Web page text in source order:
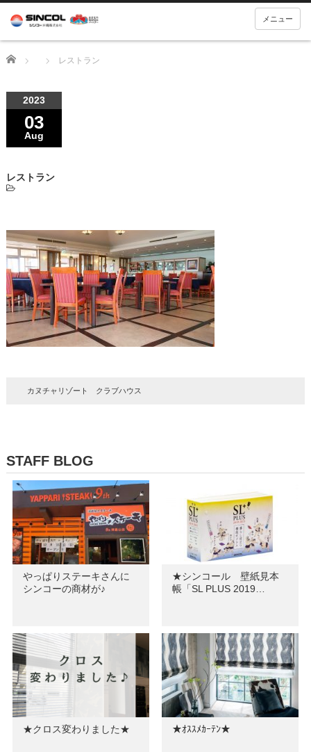
メニュー
Home レストラン
2023
03
Aug
レストラン
カヌチャリゾート クラブハウス
STAFF BLOG
やっぱりステーキさんに
シンコーの商材が♪
★シンコール 壁紙見本
帳「SL PLUS 2019…
★クロス変わりました★ ★ｵｽｽﾒｶｰﾃﾝ★